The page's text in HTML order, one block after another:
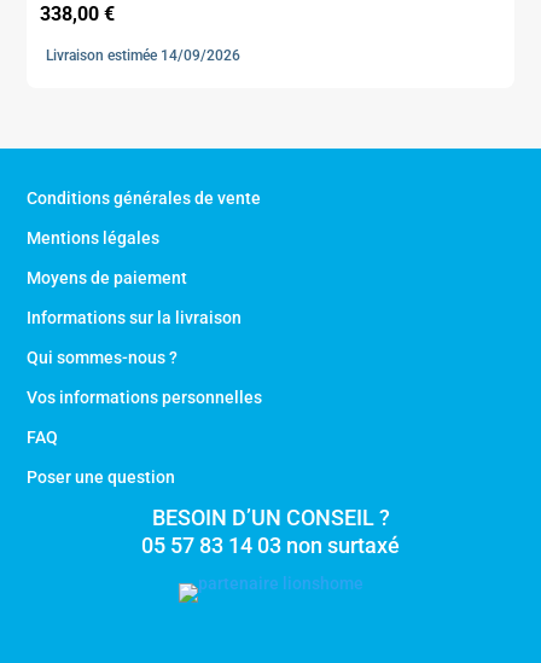
338,00€
Livraison estimée 14/09/2026
Conditions générales de vente
Mentions légales
Moyens de paiement
Informations sur la livraison
Qui sommes-nous ?
Vos informations personnelles
FAQ
Poser une question
BESOIN D’UN CONSEIL ?
05 57 83 14 03 non surtaxé